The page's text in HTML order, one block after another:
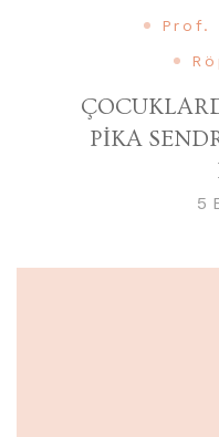
Prof.
PİKA
5